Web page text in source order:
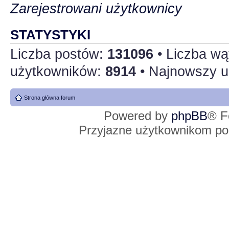
Zarejestrowani użytkownicy
STATYSTYKI
Liczba postów: 131096 • Liczba
użytkowników: 8914 • Najnowszy
Strona główna forum
Powered by phpBB®
Przyjazne użytkownikom